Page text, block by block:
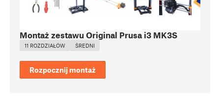
Montaż zestawu Original Prusa i3 MK3S
11 ROZDZIAŁÓW ŚREDNI
Rozpocznij montaż